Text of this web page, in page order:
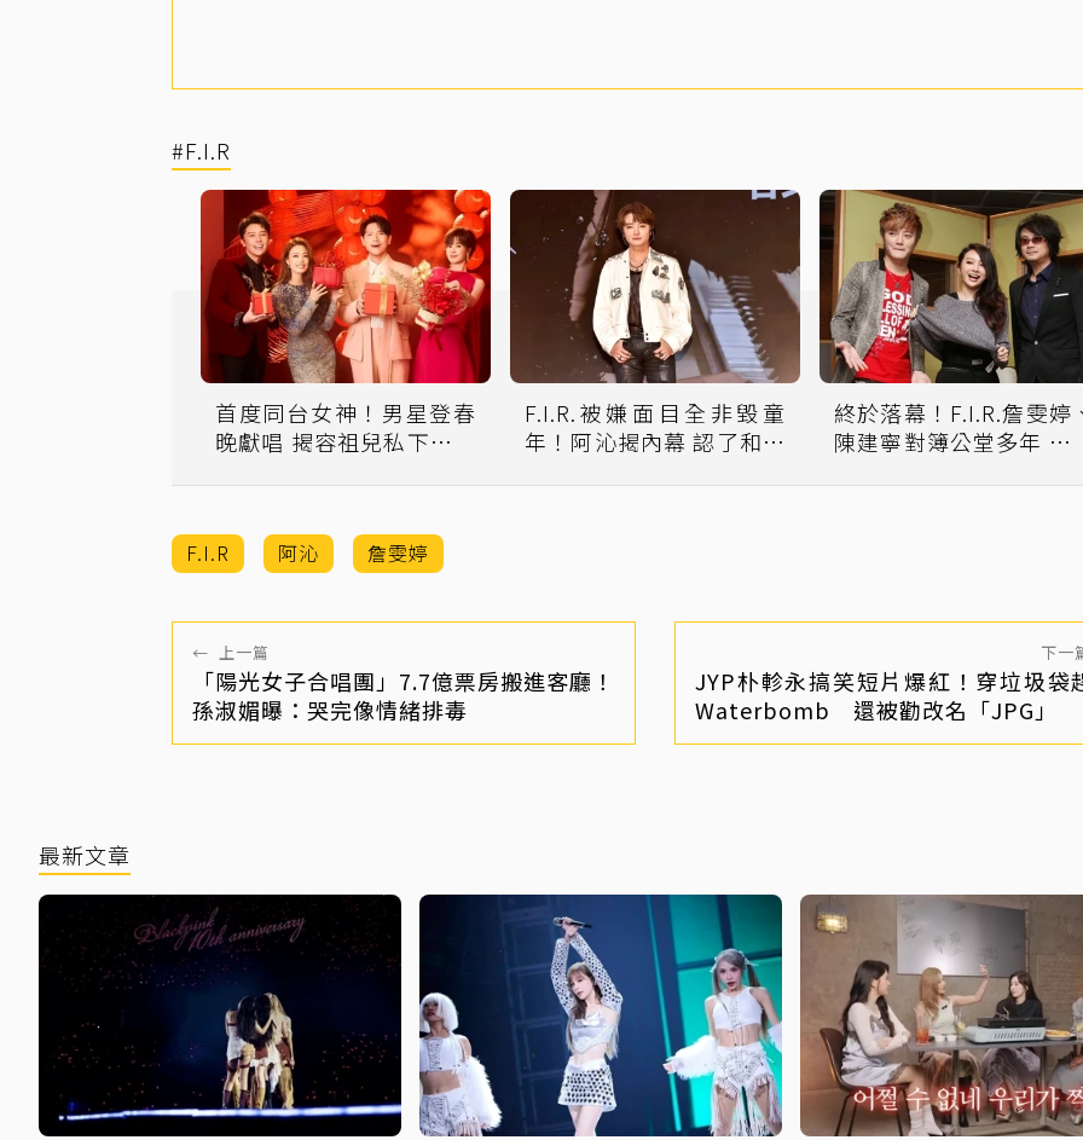
#F.I.R
首度同台女神！男星登春
晚獻唱 揭容祖兒私下真面
F.I.R.被嫌面目全非毀童
年！阿沁揭內幕 認了和她
終於落幕！F.I.R.詹雯婷
陳建寧對簿公堂多年 突然
F.I.R 阿沁 詹雯婷
← 上一篇
「陽光女子合唱團」7.7億票房搬進客廳！
孫淑媚曝：哭完像情緒排毒
下一
JYP朴軫永搞笑短片爆紅！穿垃圾袋
Waterbomb 還被勸改名「JPG」
最新文章